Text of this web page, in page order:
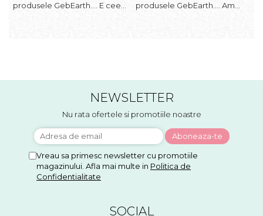
produsele GebEarth.... E ceea
produsele GebEarth.... Am
NEWSLETTER
Nu rata ofertele si promotiile noastre
Vreau sa primesc newsletter cu promotiile
magazinului. Afla mai multe in Politica de
Confidentialitate
SOCIAL